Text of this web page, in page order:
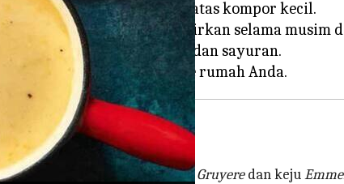
besar yang dinikmati di atas kompor kecil.
makanan ini sering dihadirkan selama musim
saus krim untuk roti dan sayuran.
masing 200 gram parutanGruyeredan keju